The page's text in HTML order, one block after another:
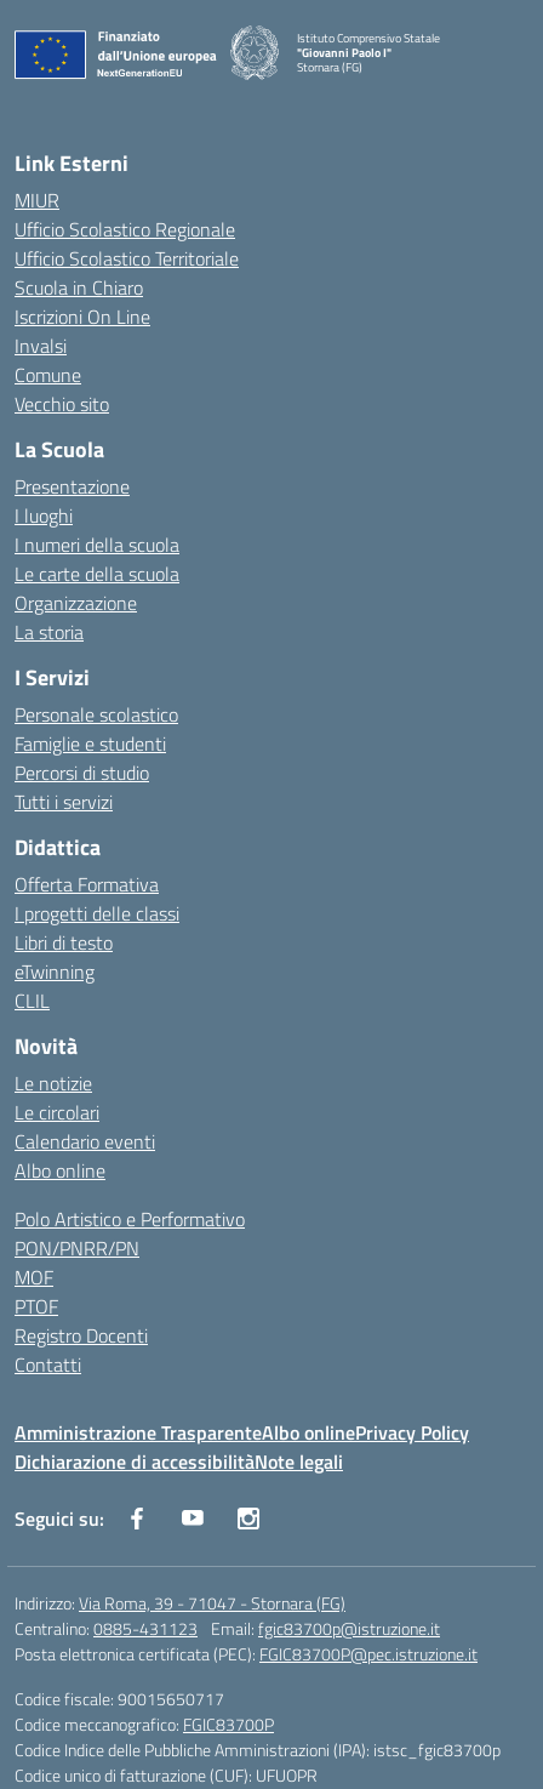
Istituto Comprensivo Statale
"Giovanni Paolo I"
Stornara (FG)
Link Esterni
MIUR
Ufficio Scolastico Regionale
Ufficio Scolastico Territoriale
Scuola in Chiaro
Iscrizioni On Line
Invalsi
Comune
Vecchio sito
La Scuola
Presentazione
I luoghi
I numeri della scuola
Le carte della scuola
Organizzazione
La storia
I Servizi
Personale scolastico
Famiglie e studenti
Percorsi di studio
Tutti i servizi
Didattica
Offerta Formativa
I progetti delle classi
Libri di testo
eTwinning
CLIL
Novità
Le notizie
Le circolari
Calendario eventi
Albo online
Polo Artistico e Performativo
PON/PNRR/PN
MOF
PTOF
Registro Docenti
Contatti
Amministrazione TrasparenteAlbo onlinePrivacy Policy
Dichiarazione di accessibilitàNote legali
Seguici su:
Indirizzo:Via Roma, 39 - 71047 - Stornara (FG)
Centralino:0885-431123 Email:fgic83700p@istruzione.it
Posta elettronica certificata (PEC): FGIC83700P@pec.istruzione.it
Codice fiscale: 90015650717
Codice meccanografico: FGIC83700P
Codice Indice delle Pubbliche Amministrazioni (IPA): istsc_fgic83700p
Codice unico di fatturazione (CUF): UFUOPR